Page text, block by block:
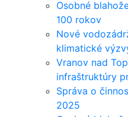
Osobné
100 rokov
Nové
klimatické
Vranov nad
infraštruktúry
Správa o
2025